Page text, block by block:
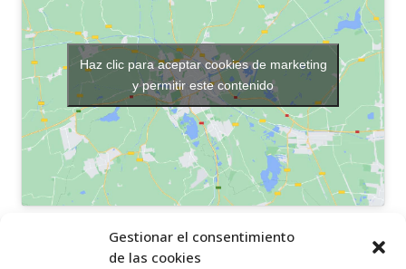
Gestionar el consentimiento
de las cookies
Haz clic para aceptar cookies de marketing
y permitir este contenido
OTROS ENLACES